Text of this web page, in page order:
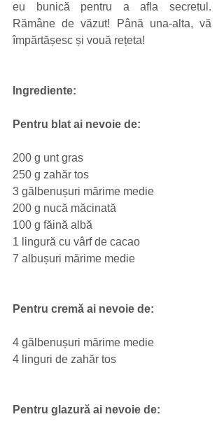
eu bunică pentru a afla secretul.
Rămâne de văzut! Până una-alta, vă
împărtășesc și vouă rețeta!
Ingrediente:
Pentru blat ai nevoie de:
200 g unt gras
250 g zahăr tos
3 gălbenușuri mărime medie
200 g nucă măcinată
100 g făină albă
1 lingură cu vârf de cacao
7 albușuri mărime medie
Pentru cremă ai nevoie de:
4 gălbenușuri mărime medie
4 linguri de zahăr tos
Pentru glazură ai nevoie de: